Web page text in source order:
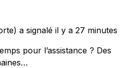
a signalé il y a 27 minutes
pour l’assistance ? Des